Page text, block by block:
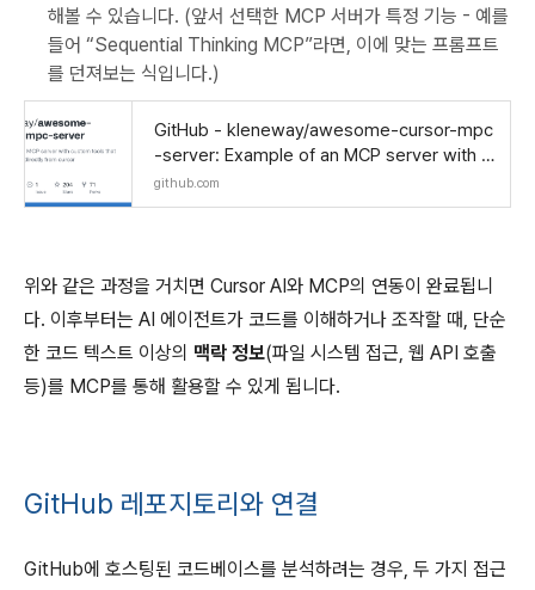
해볼 수 있습니다. (앞서 선택한 MCP 서버가 특정 기능 - 예를
들어 “Sequential Thinking MCP”라면, 이에 맞는 프롬프트
를 던져보는 식입니다.)
GitHub - kleneway/awesome-cursor-mpc
-server: Example of an MCP server with c
ustom tools that can be called directly fro
m cursor
github.com
위와 같은 과정을 거치면 Cursor AI와 MCP의 연동이 완료됩니
다. 이후부터는 AI 에이전트가 코드를 이해하거나 조작할 때, 단순
한 코드 텍스트 이상의 맥락 정보(파일 시스템 접근, 웹 API 호출
등)를 MCP를 통해 활용할 수 있게 됩니다.
GitHub 레포지토리와 연결
GitHub에 호스팅된 코드베이스를 분석하려는 경우, 두 가지 접근